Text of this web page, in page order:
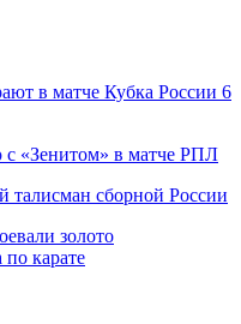
в матче Кубка России 6
«Зенитом» в матче РПЛ
талисман сборной России
золото
карате